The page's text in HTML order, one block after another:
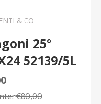
& CO
25°
52139/5L
€80,00